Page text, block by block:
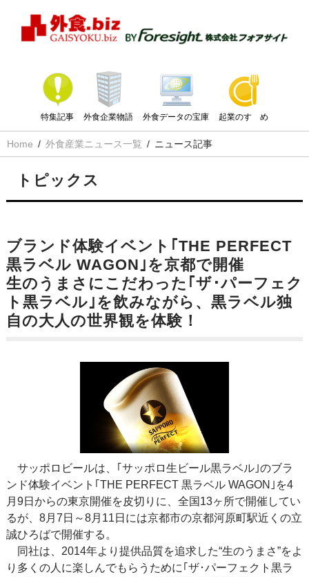
特集記事 外食企業物語 外食データの宝庫 起業のすゝめ
Home 外食産業ニュース一覧 ニュース記事
トピックス
ブランド体験イベント｢THE PERFECT
黒ラベル WAGON｣を京都で開催
生のうまさにこだわった｢ザ･パーフェク
ト黒ラベル｣を飲みながら、黒ラベル独
自の大人の世界観を体験！
サッポロビールは、｢サッポロ生ビール黒ラベル｣のブラ
ンド体験イベント｢THE PERFECT 黒ラベル WAGON｣を4
月9日からの東京開催を皮切りに、全国13ヶ所で開催してい
るが、8月7日～8月11日には京都市の京都河原町駅近くの立
誠ひろばで開催する。
同社は、2014年より提供品質を追求した“生のうまさ”をよ
り多くの人に楽しんでもらうために｢ザ･パーフェクト黒ラ